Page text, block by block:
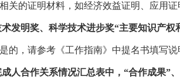
关的证明材料，如经济效益证明、应用
术发明奖、科学技术进步奖“主要知识产
的，请参考《工作指南》中提名书填写
成人合作关系情况汇总表中，“合作成果”